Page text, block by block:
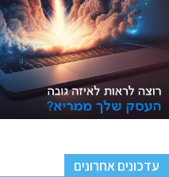
עדכונים אחרונים